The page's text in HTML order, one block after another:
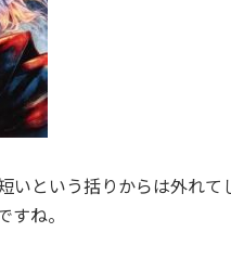
いという括りからは外れて
すね。